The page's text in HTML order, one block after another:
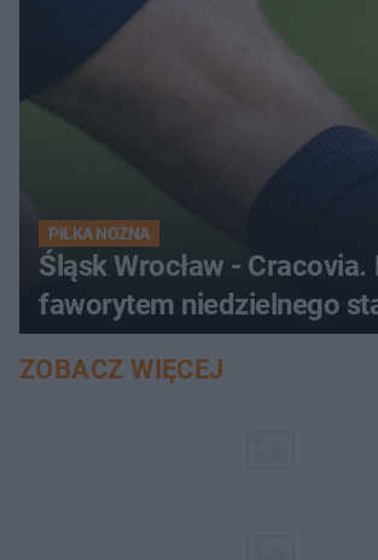
PIŁKA NOŻNA
Śląsk Wrocław - Cracovia.
faworytem niedzielnego
ZOBACZ WIĘCEJ